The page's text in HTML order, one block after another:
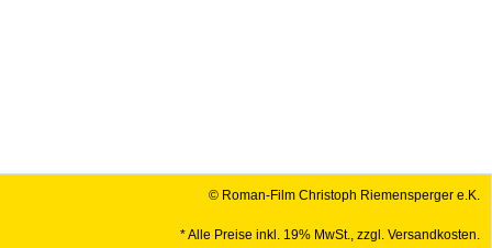
© Roman-Film Christoph Riemensperger e.K.
* Alle Preise inkl. 19% MwSt., zzgl. Versandkosten.